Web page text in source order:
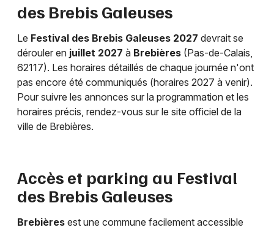
des Brebis Galeuses
Le Festival des Brebis Galeuses 2027 devrait se
dérouler en juillet 2027 à Brebières (Pas-de-Calais,
62117). Les horaires détaillés de chaque journée n'ont
pas encore été communiqués (horaires 2027 à venir).
Pour suivre les annonces sur la programmation et les
horaires précis, rendez-vous sur le site officiel de la
ville de Brebières.
Accès et parking au Festival
des Brebis Galeuses
Brebières est une commune facilement accessible